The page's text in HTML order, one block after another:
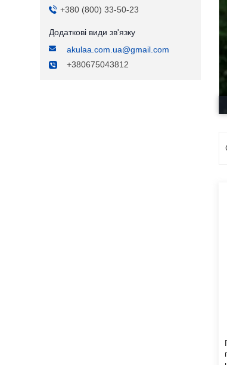
+380 (800) 33-50-23
akulaa.com.ua@gmail.com
+380675043812